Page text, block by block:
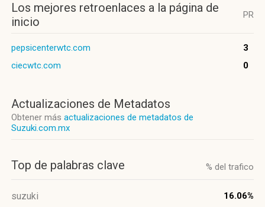
Los mejores retroenlaces a la página de
inicio
PR
pepsicenterwtc.com
3
ciecwtc.com
0
Actualizaciones de Metadatos
Obtener más actualizaciones de metadatos de
Suzuki.com.mx
Top de palabras clave % del trafico
suzuki 16.06%